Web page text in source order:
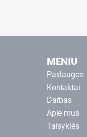
MENIU
Paslaugos
Kontaktai
Darbas
Apie mus
Taisyklės